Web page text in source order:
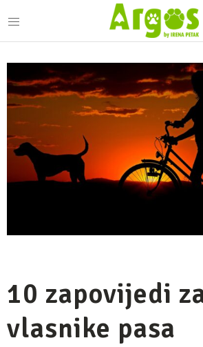
10 zapovijedi
vlasnike pasa